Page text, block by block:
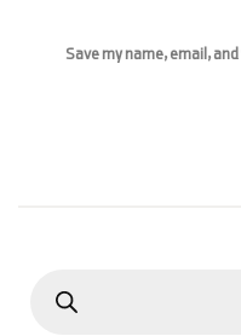
Save my name, email,